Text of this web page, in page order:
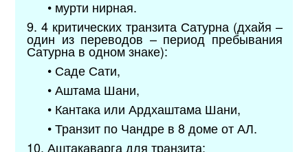
• мурти нирная.
9. 4 критических транзита Сатурна (дхайя –
один из переводов – период пребывания
Сатурна в одном знаке):
• Саде Сати,
• Аштама Шани,
• Кантака или Ардхаштама Шани,
• Транзит по Чандре в 8 доме от АЛ.
10. Аштакаварга для транзита: